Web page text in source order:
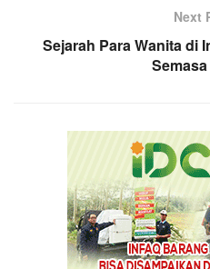
Next
Sejarah Para Wanita di